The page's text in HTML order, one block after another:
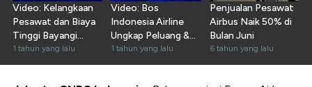
Video: Kelangkaan
Pesawat dan Biaya
Tinggi Bayangi
Industri Aviasi
1 tahun yang lalu
Video: Bos
Indonesia Airline
Ungkap Peluang &
Tantangan Binis di
RI
1 tahun yang lalu
Penjualan Pesawat
Airbus Naik 50% di
Bulan Juni
6 tahun yang lalu